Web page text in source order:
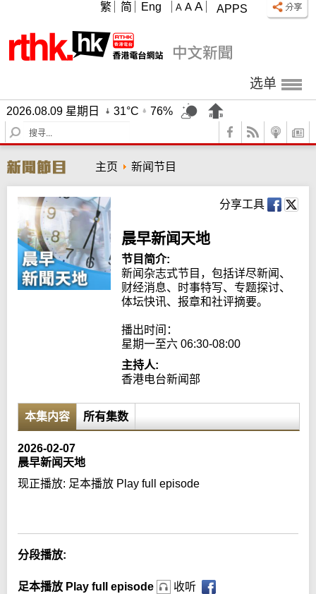
APPS
A A A
繁 简 Eng
选单
2026.08.09 星期日 31°C
76%
S
e
r
c
h
主页 新闻节目
分享工具
晨早新闻天地
节目简介:
新闻杂志式节目，包括详尽新闻、
财经消息、时事特写、专题探讨、
体坛快讯、报章和社评摘要。
播出时间：
星期一至六 06:30-08:00
主持人:
香港电台新闻部
本集内容 所有集数
2026-02-07
晨早新闻天地
现正播放: 足本播放 Play full episode
分段播放:
足本播放 Play full episode 收听